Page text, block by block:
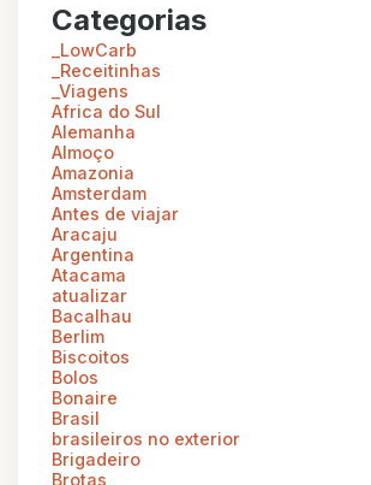
Categorias
_LowCarb
_Receitinhas
_Viagens
Africa do Sul
Alemanha
Almoço
Amazonia
Amsterdam
Antes de viajar
Aracaju
Argentina
Atacama
atualizar
Bacalhau
Berlim
Biscoitos
Bolos
Bonaire
Brasil
brasileiros no exterior
Brigadeiro
Brotas